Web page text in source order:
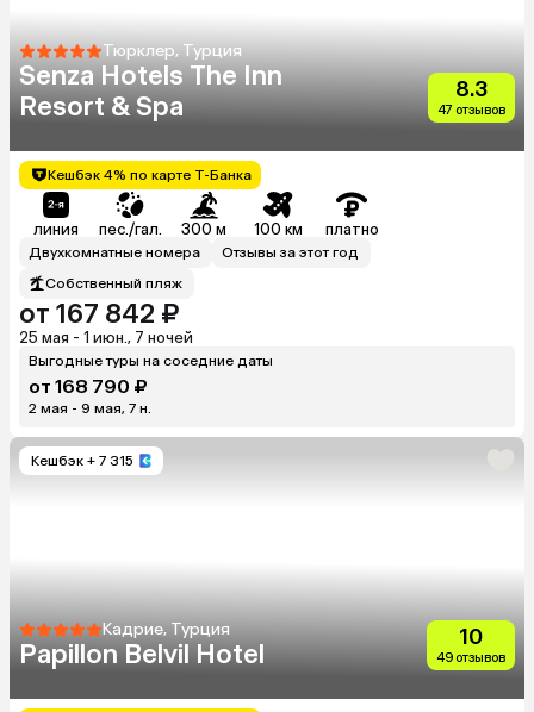
Тюрклер, Турция
Senza Hotels The Inn
Resort & Spa
8.3
47 отзывов
Кешбэк 4% по карте Т-Банка
линия пес./гал. 300 м 100 км платно
Двухкомнатные номера
Отзывы за этот год
Собственный пляж
от 167 842 ₽
25 мая - 1 июн., 7 ночей
Выгодные туры на соседние даты
от 168 790 ₽
2 мая - 9 мая, 7 н.
Кешбэк + 7 315
Кадрие, Турция
Papillon Belvil Hotel
10
49 отзывов